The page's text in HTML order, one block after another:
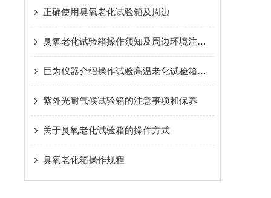
正确使用臭氧老化试验箱及周边
臭氧老化试验箱操作须知及周边环境注意事项
巨为仪器介绍操作试验高温老化试验箱的步骤
紫外光耐气候试验箱的注意事项和保养
关于臭氧老化试验箱的操作方式
臭氧老化箱操作规程